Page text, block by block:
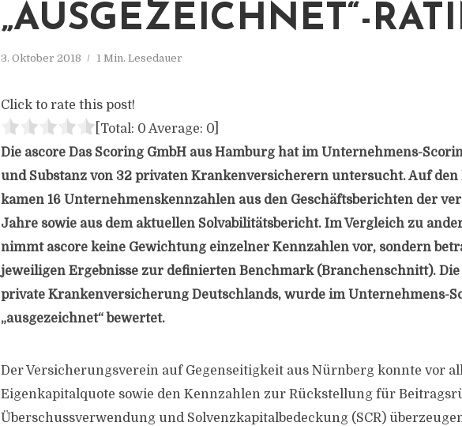
„AUSGEZEICHNET“-
3. Oktober 2018 1 Min. Lesedauer
Click to rate this post!
[Total: 0 Average: 0
Die ascore Das Scoring GmbH aus Hamburg hat im Unternehmens-
und Substanz von 32 privaten Krankenversicherern untersucht. Auf den
kamen 16 Unternehmenskennzahlen aus den Geschäftsberichten der
Jahre sowie aus dem aktuellen Solvabilitätsbericht. Im Vergleich zu
nimmt ascore keine Gewichtung einzelner Kennzahlen vor, sondern
jeweiligen Ergebnisse zur definierten Benchmark (Branchenschnitt). Die
private Krankenversicherung Deutschlands, wurde im Unternehmens-
„ausgezeichnet“ bewertet.
Der Versicherungsverein auf Gegenseitigkeit aus Nürnberg konnte vor
Eigenkapitalquote sowie den Kennzahlen zur Rückstellung für
Überschussverwendung und Solvenzkapitalbedeckung (SCR)